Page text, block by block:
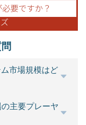
市場規模はど
主要プレーヤ